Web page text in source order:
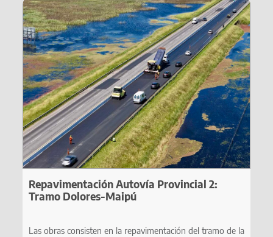
Repavimentación Autovía Provincial 2:
Tramo Dolores-Maipú
Las obras consisten en la repavimentación del tramo de la